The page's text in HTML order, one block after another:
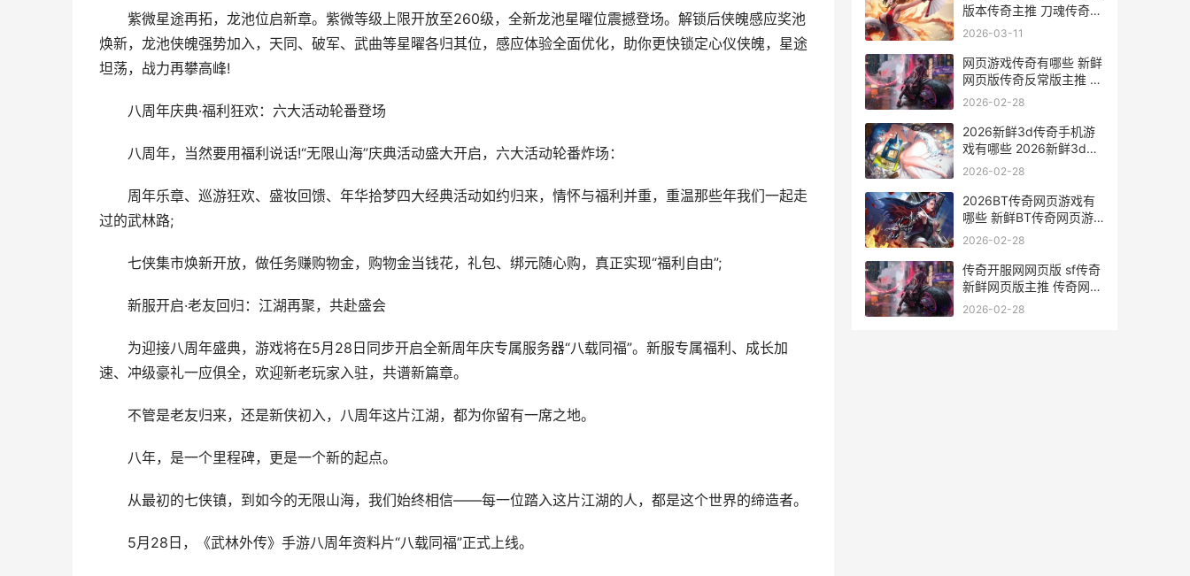
紫微星途再拓，龙池位启新章。紫微等级上限开放至260级，全新龙池星曜位震撼登场。解锁后侠魄感应奖池
焕新，龙池侠魄强势加入，天同、破军、武曲等星曜各归其位，感应体验全面优化，助你更快锁定心仪侠魄，星途
坦荡，战力再攀高峰!
八周年庆典·福利狂欢：六大活动轮番登场
八周年，当然要用福利说话!“无限山海”庆典活动盛大开启，六大活动轮番炸场：
周年乐章、巡游狂欢、盛妆回馈、年华拾梦四大经典活动如约归来，情怀与福利并重，重温那些年我们一起走
过的武林路;
七侠集市焕新开放，做任务赚购物金，购物金当钱花，礼包、绑元随心购，真正实现“福利自由”;
新服开启·老友回归：江湖再聚，共赴盛会
为迎接八周年盛典，游戏将在5月28日同步开启全新周年庆专属服务器“八载同福”。新服专属福利、成长加
速、冲级豪礼一应俱全，欢迎新老玩家入驻，共谱新篇章。
不管是老友归来，还是新侠初入，八周年这片江湖，都为你留有一席之地。
八年，是一个里程碑，更是一个新的起点。
从最初的七侠镇，到如今的无限山海，我们始终相信——每一位踏入这片江湖的人，都是这个世界的缔造者。
5月28日，《武林外传》手游八周年资料片“八载同福”正式上线。
版本传奇主推 刀魂传奇最
强阵容
2026-03-11
网页游戏传奇有哪些 新鲜
网页版传奇反常版主推 网
页传奇哪个好
2026-02-28
2026新鲜3d传奇手机游
戏有哪些 2026新鲜3d传
奇手机游戏主推 3d传奇
2026-02-28
2026BT传奇网页游戏有
哪些 新鲜BT传奇网页游
戏主推 传奇网页游戏平台
2026-02-28
传奇开服网网页版 sf传奇
新鲜网页版主推 传奇网游
开服表
2026-02-28